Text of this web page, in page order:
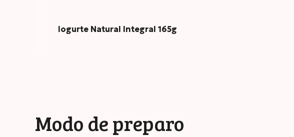
Iogurte Natural Integral 165g
Modo de preparo